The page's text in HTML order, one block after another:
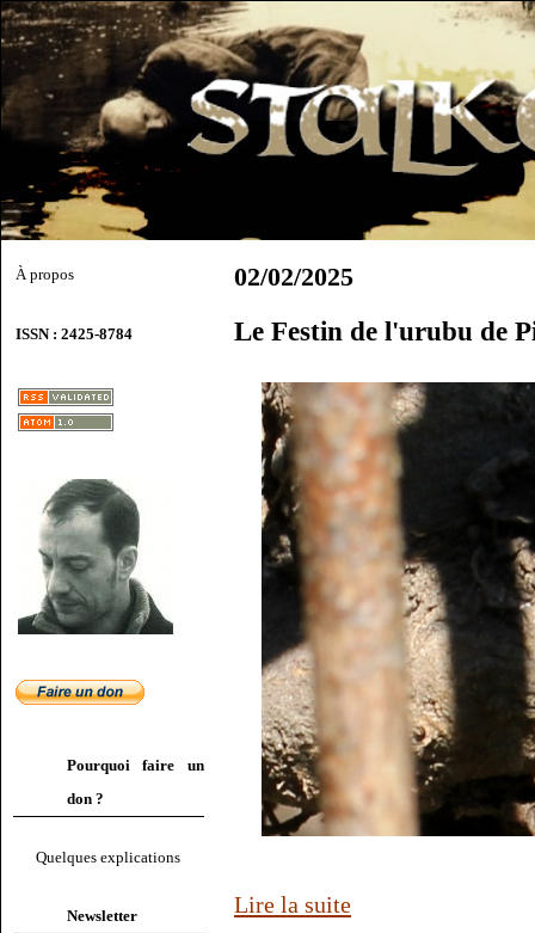
À propos
ISSN : 2425-8784
Pourquoi faire un
don ?
Quelques explications
Newsletter
02/02/2025
Le Festin de l'urubu de
Lire la suite